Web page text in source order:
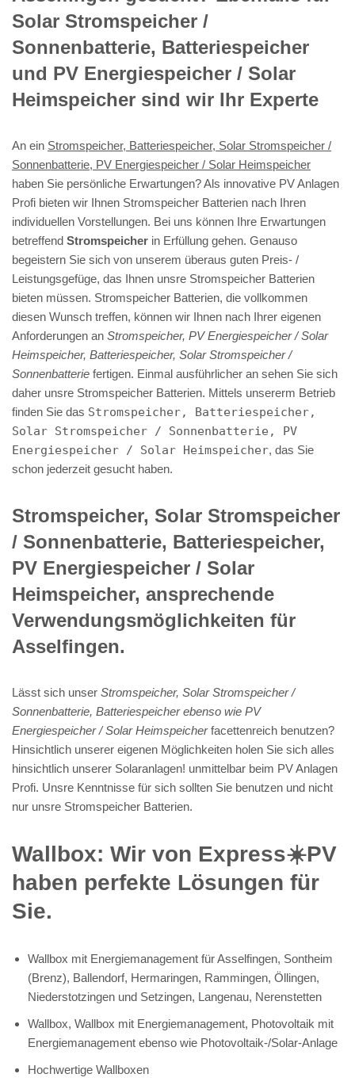
Solar Stromspeicher /
Sonnenbatterie, Batteriespeicher
und PV Energiespeicher / Solar
Heimspeicher sind wir Ihr Experte
An ein Stromspeicher, Batteriespeicher, Solar Stromspeicher /
Sonnenbatterie, PV Energiespeicher / Solar Heimspeicher
haben Sie persönliche Erwartungen? Als innovative PV Anlagen
Profi bieten wir Ihnen Stromspeicher Batterien nach Ihren
individuellen Vorstellungen. Bei uns können Ihre Erwartungen
betreffend Stromspeicher in Erfüllung gehen. Genauso
begeistern Sie sich von unserem überaus guten Preis- /
Leistungsgefüge, das Ihnen unsre Stromspeicher Batterien
bieten müssen. Stromspeicher Batterien, die vollkommen
diesen Wunsch treffen, können wir Ihnen nach Ihrer eigenen
Anforderungen an Stromspeicher, PV Energiespeicher / Solar
Heimspeicher, Batteriespeicher, Solar Stromspeicher /
Sonnenbatterie fertigen. Einmal ausführlicher an sehen Sie sich
daher unsre Stromspeicher Batterien. Mittels unsererm Betrieb
finden Sie das Stromspeicher, Batteriespeicher,
Solar Stromspeicher / Sonnenbatterie, PV
Energiespeicher / Solar Heimspeicher, das Sie
schon jederzeit gesucht haben.
Stromspeicher, Solar Stromspeicher
/ Sonnenbatterie, Batteriespeicher,
PV Energiespeicher / Solar
Heimspeicher, ansprechende
Verwendungsmöglichkeiten für
Asselfingen.
Lässt sich unser Stromspeicher, Solar Stromspeicher /
Sonnenbatterie, Batteriespeicher ebenso wie PV
Energiespeicher / Solar Heimspeicherfacettenreich benutzen?
Hinsichtlich unserer eigenen Möglichkeiten holen Sie sich alles
hinsichtlich unserer Solaranlagen! unmittelbar beim PV Anlagen
Profi. Unsre Kenntnisse für sich sollten Sie benutzen und nicht
nur unsre Stromspeicher Batterien.
Wallbox: Wir von Express☀️PV️
haben perfekte Lösungen für
Sie.
Wallbox mit Energiemanagement für Asselfingen, Sontheim
(Brenz), Ballendorf, Hermaringen, Rammingen, Öllingen,
Niederstotzingen und Setzingen, Langenau, Nerenstetten
Wallbox, Wallbox mit Energiemanagement, Photovoltaik mit
Energiemanagement ebenso wie Photovoltaik-/Solar-Anlage
Hochwertige Wallboxen